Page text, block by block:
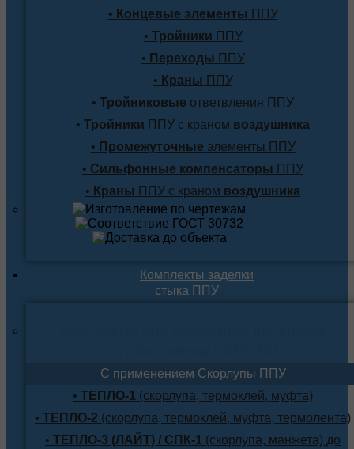
• Концевые элементы ППУ
• Тройники ППУ
• Переходы ППУ
• Краны ППУ
• Тройниковые ответвления ППУ
• Тройники ППУ с краном воздушника
• Промежуточные элементы ППУ
• Сильфонные компенсаторы ППУ
• Краны ППУ с краном воздушника
Комплекты заделки
стыка ППУ
С применением Скорлупы ППУ
• ТЕПЛО-1 (скорлупа, термоклей, муфта)
• ТЕПЛО-2 (скорлупа, термоклей, муфта, термолента)
• ТЕПЛО-3 (ЛАЙТ) / СПК-1 (скорлупа, манжета) до